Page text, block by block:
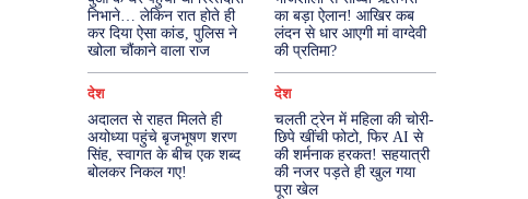
निभाने… लेकिन रात होते ही
कर दिया ऐसा कांड, पुलिस ने
खोला चौंकाने वाला राज
का बड़ा ऐलान! आखिर कब
लंदन से धार आएगी मां वाग्देवी
की प्रतिमा?
देश
अदालत से राहत मिलते ही
अयोध्या पहुंचे बृजभूषण शरण
सिंह, स्वागत के बीच एक शब्द
बोलकर निकल गए!
देश
चलती ट्रेन में महिला की चोरी-
छिपे खींची फोटो, फिर AI से
की शर्मनाक हरकत! सहयात्री
की नजर पड़ते ही खुल गया
पूरा खेल